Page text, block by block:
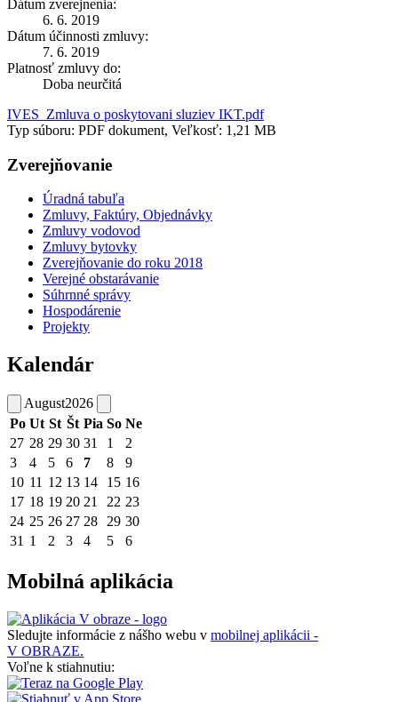
Dátum zverejnenia:
6. 6. 2019
Dátum účinnosti zmluvy:
7. 6. 2019
Platnosť zmluvy do:
Doba neurčitá
IVES_Zmluva o poskytovani sluziev IKT.pdf
Typ súboru: PDF dokument, Veľkosť: 1,21 MB
Zverejňovanie
Úradná tabuľa
Zmluvy, Faktúry, Objednávky
Zmluvy vodovod
Zmluvy bytovky
Zverejňovanie do roku 2018
Verejné obstarávanie
Súhrnné správy
Hospodárenie
Projekty
Kalendár
August2026
Po Ut St Št Pia So Ne
27 28 29 30 31 1
2
3
4 5 6 7 8
9
10 11 12 13 14 15 16
17 18 19 20 21 22 23
24 25 26 27 28 29 30
31 1 2 3 4 5 6
Mobilná aplikácia
Sledujte informácie z nášho webu v mobilnej aplikácii -
V OBRAZE.
Voľne k stiahnutiu: